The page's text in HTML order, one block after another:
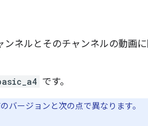
ンネルとそのチャンネルの動画
です。
バージョンと次の点で異なります。